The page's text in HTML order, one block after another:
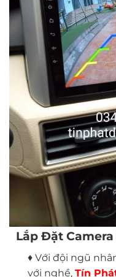
Lắp Đặt
♦ Với đội ngũ
với nghề, Tín